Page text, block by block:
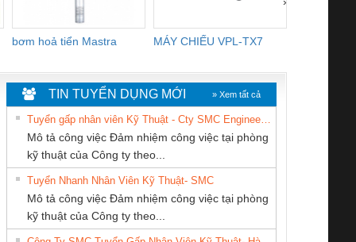
bơm hoả tiển Mastra MÁY CHIẾU VPL-TX7
Le An Toàn
Contact
– PSR-
Bộ giám sát chuỗi
tấm pin
TRANSCLINIC 16I+
Bộ giám sát dòng
TRANSCLINIC 16I+
Cty TNHH TM QC
Ba Miền
CÔNG TY TNHH
KINH DOANH
DỊCH VỤ XNK
CÔNG TY TNHH
THIÊN ÂN VIỆT
TIN TUYỂN DỤNG MỚI » Xem tất cả
Mô tả công việc Đảm nhiệm công việc tại phòng
kỹ thuật của Công ty theo...
Tuyển Nhanh Nhân Viên Kỹ Thuật- SMC
Mô tả công việc Đảm nhiệm công việc tại phòng
kỹ thuật của Công ty theo...